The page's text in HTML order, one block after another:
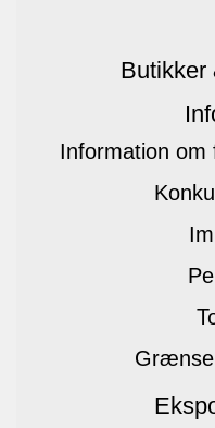
Butikker
Information